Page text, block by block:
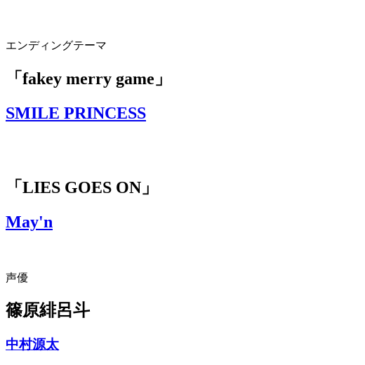
エンディングテーマ
「fakey merry game」
SMILE PRINCESS
「LIES GOES ON」
May'n
声優
篠原緋呂斗
中村源太